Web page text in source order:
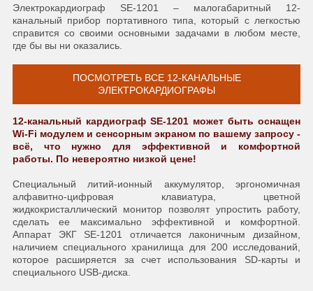
Электрокардиограф SE-1201 – малогабаритный 12-
канальный прибор портативного типа, который с легкостью
справится со своими основными задачами в любом месте,
где бы вы ни оказались.
ПОСМОТРЕТЬ ВСЕ 12-КАНАЛЬНЫЕ
ЭЛЕКТРОКАРДИОГРАФЫ
12-канальный кардиограф SE-1201 может быть оснащен
Wi-Fi модулем и сенсорным экраном по вашему запросу -
всё, что нужно для эффективной и комфортной
работы. По невероятно низкой цене!
Специальный литий-ионный аккумулятор, эргономичная
алфавитно-цифровая клавиатура, цветной
жидкокристаллический монитор позволят упростить работу,
сделать ее максимально эффективной и комфортной.
Аппарат ЭКГ SE-1201 отличается лаконичным дизайном,
наличием специального хранилища для 200 исследований,
которое расширяется за счет использования SD-карты и
специального USB-диска.